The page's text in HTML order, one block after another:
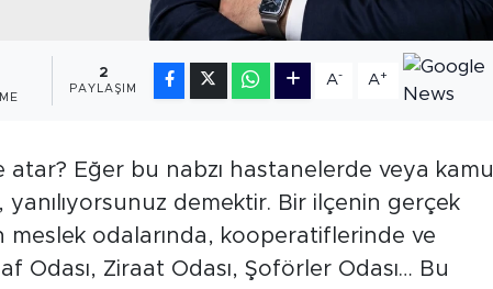
2
PAYLAŞIM
A- A+
atar? Eğer bu nabzı hastanelerde veya kamu
yanılıyorsunuz demektir. Bir ilçenin gerçek
meslek odalarında, kooperatiflerinde ve
Odası, Ziraat Odası, Şoförler Odası… Bu